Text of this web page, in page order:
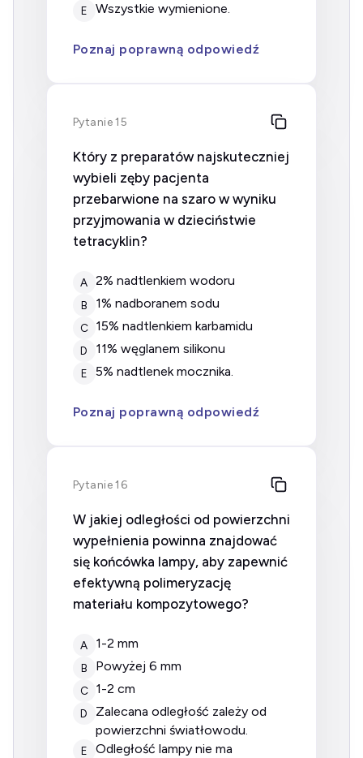
E wszystkie wymienione.
Poznaj poprawną odpowiedź
Pytanie 15
Który z preparatów najskuteczniej
wybieli zęby pacjenta
przebarwione na szaro w wyniku
przyjmowania w dzieciństwie
tetracyklin?
A 2% nadtlenkiem wodoru
B 1% nadboranem sodu
C 15% nadtlenkiem karbamidu
D 11% węglanem silikonu
E 5% nadtlenek mocznika.
Poznaj poprawną odpowiedź
Pytanie 16
W jakiej odległości od powierzchni
wypełnienia powinna znajdować
się końcówka lampy, aby zapewnić
efektywną polimeryzację
materiału kompozytowego?
A 1-2 mm
B powyżej 6 mm
C 1-2 cm
D
zalecana odległość zależy od
powierzchni światłowodu.
E
odległość lampy nie ma